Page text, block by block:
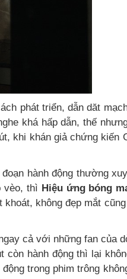
phát triển, dẫn dăt
khá hấp dẫn, thế
khi khán giả chứng kiến
hành động thường
vèo, thì Hiệu ứng bóng
khoát, không đẹp mắt
cả với những fan của
còn hành động thì lại
trong phim trông